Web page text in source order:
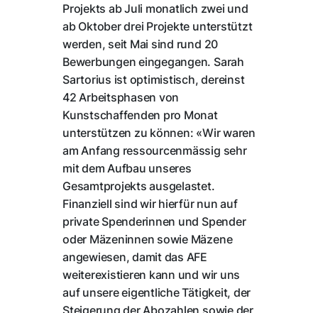
Projekts ab Juli monatlich zwei und
ab Oktober drei Projekte unterstützt
werden, seit Mai sind rund 20
Bewerbungen eingegangen. Sarah
Sartorius ist optimistisch, dereinst
42 Arbeitsphasen von
Kunstschaffenden pro Monat
unterstützen zu können: «Wir waren
am Anfang ressourcenmässig sehr
mit dem Aufbau unseres
Gesamtprojekts ausgelastet.
Finanziell sind wir hierfür nun auf
private Spenderinnen und Spender
oder Mäzeninnen sowie Mäzene
angewiesen, damit das AFE
weiterexistieren kann und wir uns
auf unsere eigentliche Tätigkeit, der
Steigerung der Abozahlen sowie der